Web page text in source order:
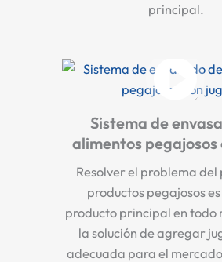
principal.
Sistema de
alimentos pegajosos
Resolver el problema del
productos pegajosos
producto principal en todo
la solución de agregar
adecuada para el